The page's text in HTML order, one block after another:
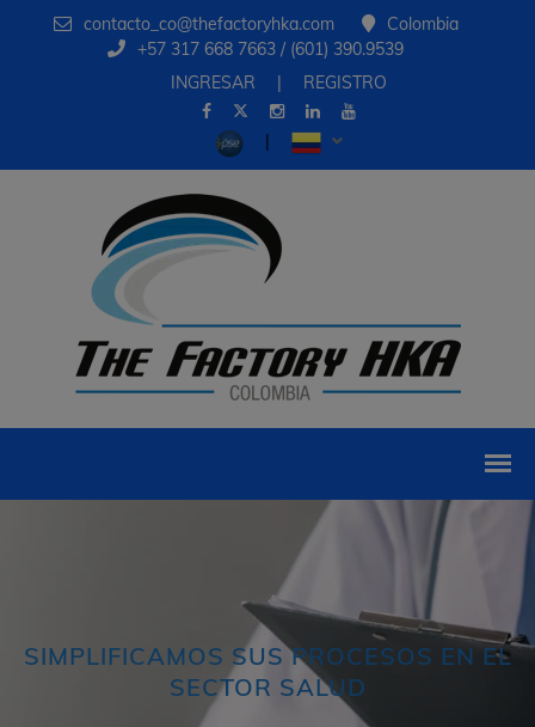
contacto_co@thefactoryhka.com
Colombia
+57 317 668 7663 / (601) 390.9539
INGRESAR
| REGISTRO
SIMPLIFICAMOS SUS PROCESOS EN EL
SECTOR SALUD